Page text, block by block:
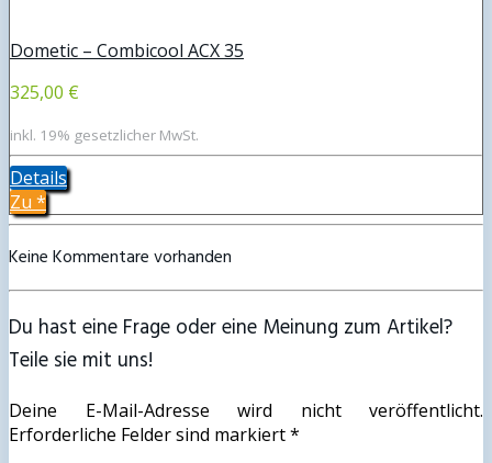
Dometic – Combicool ACX 35
325,00 €
inkl. 19% gesetzlicher MwSt.
Details
Zu *
Keine Kommentare vorhanden
Du hast eine Frage oder eine Meinung zum Artikel?
Teile sie mit uns!
Deine E-Mail-Adresse wird nicht veröffentlicht.
Erforderliche Felder sind markiert *